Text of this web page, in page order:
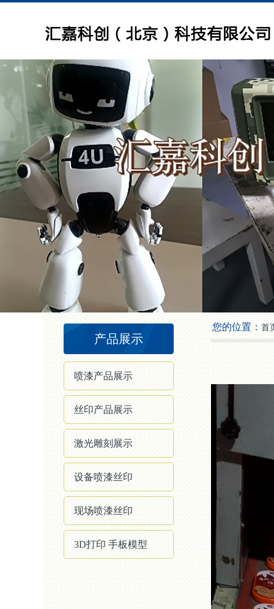
产品展示
喷漆产品展示
丝印产品展示
激光雕刻展示
设备喷漆丝印
现场喷漆丝印
3D打印 手板模型
您的位置：首